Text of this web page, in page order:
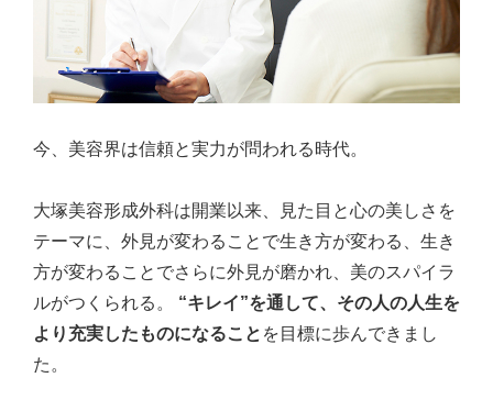
今、美容界は信頼と実力が問われる時代。
大塚美容形成外科は開業以来、見た目と心の美しさを
テーマに、外見が変わることで生き方が変わる、生き
方が変わることでさらに外見が磨かれ、美のスパイラ
ルがつくられる。 “キレイ”を通して、その人の人生を
より充実したものになること を目標に歩んできまし
た。